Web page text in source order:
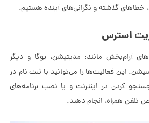
گذشته و نگرانی‌های آینده هستیم.
مانند: مدیتیشن، یوگا و دیگر
فعالیت‌ها را می‌توانید با ثبت نام در
در اینترنت و یا نصب برنامه‌های
انجام دهید.